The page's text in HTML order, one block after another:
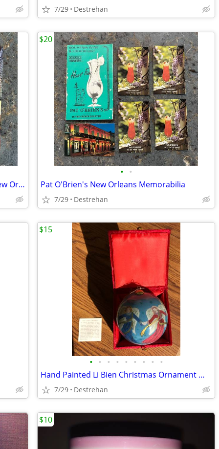
7/29 Destrehan
Vintage Postcards Monteleone Hotel New Orleans (A)
• •
Pat O'Brien's New Orleans Memorabilia
7/29 Destrehan
$20
• • • • • • • • •
Hand Painted Li Bien Christmas Ornament With 5 Angel
7/29 Destrehan
$15
$10